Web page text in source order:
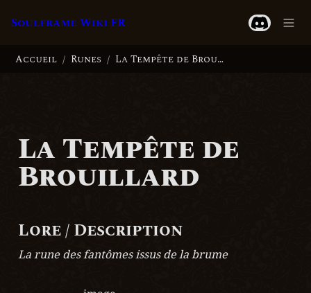
Soulframe Wiki FR
Accueil / Runes / La Tempête de Brouillard
La Tempête de
Brouillard
Lore / Description
La rune des fantômes issus de la brume